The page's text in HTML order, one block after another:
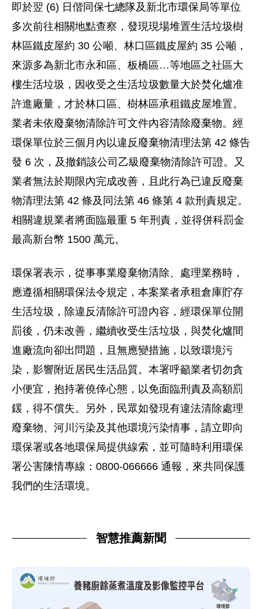
即於翌 (6) 日偕同保七總隊及新北市環保局等單位
多次前往相關地點查察，發現現場堆置生活垃圾樹
林區鐵皮屋約 30 公噸、林口區鐵皮屋約 35 公噸，
來源多為新北市永和區、板橋區…等地區之社區大
樓生活垃圾，因收受之生活垃圾數量大於焚化爐准
許進廠量，才於林口區、樹林區承租鐵皮屋堆置。
業者未依廢棄物清除許可文件內容清除廢棄物。經
環保單位於三個月內以違反廢棄物清理法第 42 條告
發 6 次，及撤銷該公司乙級廢棄物清除許可證。又
業者無法於期限內完成改善，且此行為已違反廢棄
物清理法第 42 條及同法第 46 條第 4 款刑責規定。
相關違規業者將面臨最重 5 年刑責，並得併科罰金
最高新台幣 1500 萬元。
環保署表示，從事事業廢棄物清除、處理業務時，
應遵循相關環保法令規定，本案業者承租倉庫貯存
生活垃圾，除違反清除許可證內容，經環保單位開
罰後，仍未改善，繼續收受生活垃圾，與焚化爐間
進廠流向卻出問題，且無應變措施，以致環境污
染，影響附近居民生活品質。本署呼籲業者切勿貪
小便宜，抱持著僥倖心態，以免面臨刑責及高額罰
鍰，得不償失。另外，民眾如發現有違法清除處理
廢棄物、河川污染及其他環境污染情事，請立即向
環保署或各地環保局提供線索，並可隨時利用環保
署公害陳情專線：0800-066666 通報，來共同保護
我們的生活環境。
智慧推薦新聞